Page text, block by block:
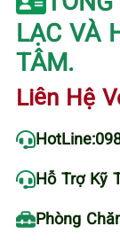
LẠC VÀ
TÂM.
Liên Hệ
HotLine:
Hỗ Trợ Kỹ
Phòng